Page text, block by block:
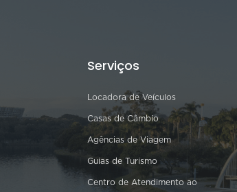
Serviços
Locadora de Veículos
Casas de Câmbio
Agências de Viagem
Guias de Turismo
Centro de Atendimento ao